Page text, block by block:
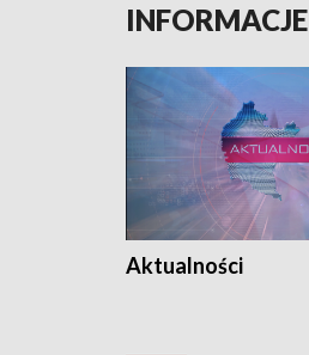
INFORMACJE
Aktualności